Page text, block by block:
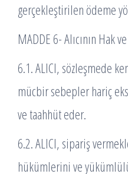
gerçekleştirilen ödeme
MADDE 6- Alıcının Hak
6.1. ALICI, sözleşmede
mücbir sebepler hariç
ve taahhüt eder.
6.2. ALICI, sipariş
hükümlerini ve